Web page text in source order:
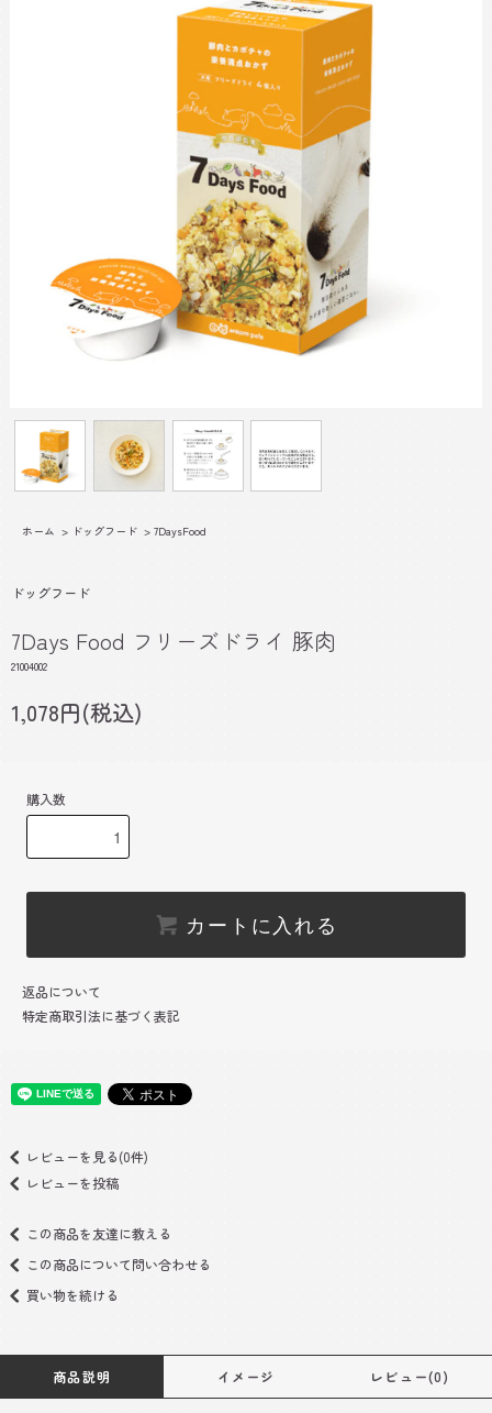
ホーム > ドッグフード > 7DaysFood
ドッグフード
7Days Food フリーズドライ 豚肉
21004002
1,078円(税込)
購入数
カートに入れる
返品について
特定商取引法に基づく表記
レビューを見る(0件)
レビューを投稿
この商品を友達に教える
この商品について問い合わせる
買い物を続ける
商品説明 イメージ レビュー(0)